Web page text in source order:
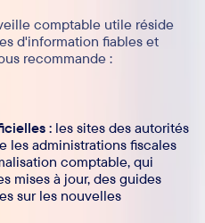
comptable utile réside
d'information fiables et
recommande :
: les sites des autorités
les administrations fiscales
comptable, qui
mises à jour, des guides
sur les nouvelles